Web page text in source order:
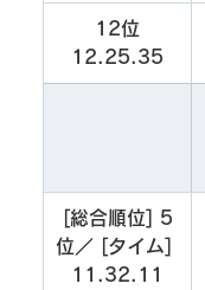
12位
12.25.35
[総合順位] 5
位／ [タイム]
11.32.11